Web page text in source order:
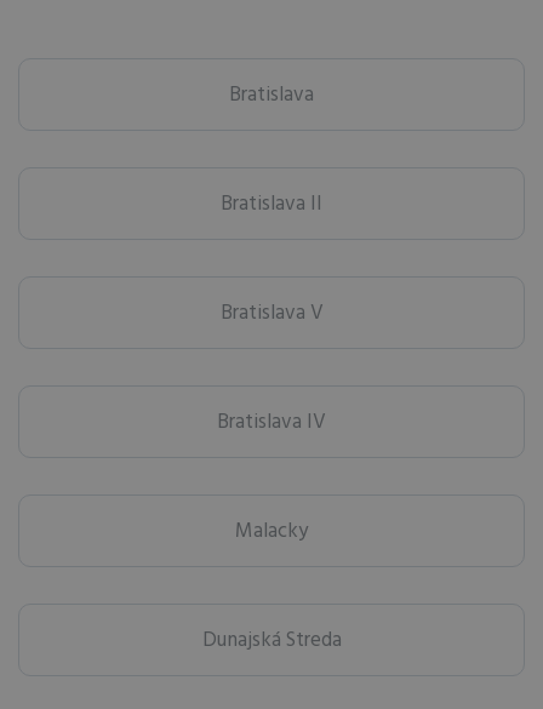
Bratislava
Bratislava II
Bratislava V
Bratislava IV
Malacky
Dunajská Streda